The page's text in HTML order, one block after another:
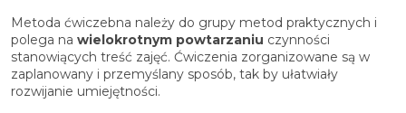
Metoda ćwiczebna należy do grupy metod praktycznych i
polega na wielokrotnym powtarzaniu czynności
stanowiących treść zajęć. Ćwiczenia zorganizowane są w
zaplanowany i przemyślany sposób, tak by ułatwiały
rozwijanie umiejętności.